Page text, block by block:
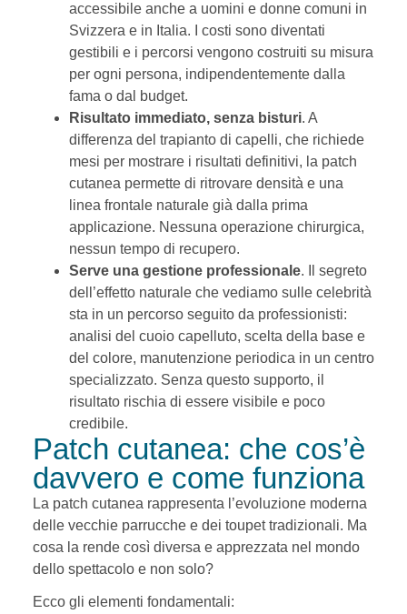
accessibile anche a uomini e donne comuni in
Svizzera e in Italia. I costi sono diventati
gestibili e i percorsi vengono costruiti su misura
per ogni persona, indipendentemente dalla
fama o dal budget.
Risultato immediato, senza bisturi. A
differenza del trapianto di capelli, che richiede
mesi per mostrare i risultati definitivi, la patch
cutanea permette di ritrovare densità e una
linea frontale naturale già dalla prima
applicazione. Nessuna operazione chirurgica,
nessun tempo di recupero.
Serve una gestione professionale. Il segreto
dell’effetto naturale che vediamo sulle celebrità
sta in un percorso seguito da professionisti:
analisi del cuoio capelluto, scelta della base e
del colore, manutenzione periodica in un centro
specializzato. Senza questo supporto, il
risultato rischia di essere visibile e poco
credibile.
Patch cutanea: che cos’è
davvero e come funziona
La patch cutanea rappresenta l’evoluzione moderna
delle vecchie parrucche e dei toupet tradizionali. Ma
cosa la rende così diversa e apprezzata nel mondo
dello spettacolo e non solo?
Ecco gli elementi fondamentali: